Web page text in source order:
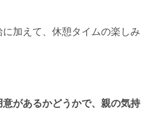
加えて、休憩タイムの楽しみ
があるかどうかで、親の気持